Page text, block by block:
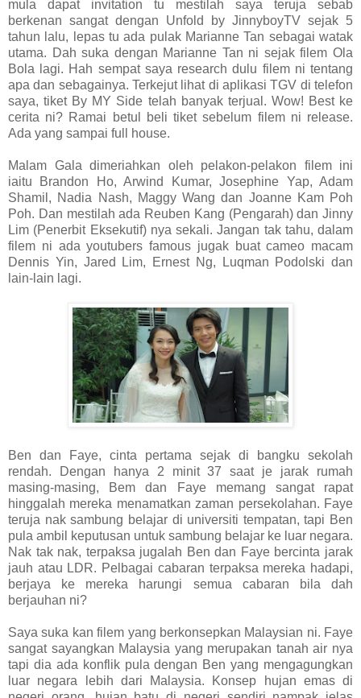
mula dapat invitation tu mestilah saya teruja sebab
berkenan sangat dengan Unfold by JinnyboyTV sejak 5
tahun lalu, lepas tu ada pulak Marianne Tan sebagai watak
utama. Dah suka dengan Marianne Tan ni sejak filem Ola
Bola lagi. Hah sempat saya research dulu filem ni tentang
apa dan sebagainya. Terkejut lihat di aplikasi TGV di telefon
saya, tiket By MY Side telah banyak terjual. Wow! Best ke
cerita ni? Ramai betul beli tiket sebelum filem ni release.
Ada yang sampai full house.
Malam Gala dimeriahkan oleh pelakon-pelakon filem ini
iaitu Brandon Ho, Arwind Kumar, Josephine Yap, Adam
Shamil, Nadia Nash, Maggy Wang dan Joanne Kam Poh
Poh. Dan mestilah ada Reuben Kang (Pengarah) dan Jinny
Lim (Penerbit Eksekutif) nya sekali. Jangan tak tahu, dalam
filem ni ada youtubers famous jugak buat cameo macam
Dennis Yin, Jared Lim, Ernest Ng, Luqman Podolski dan
lain-lain lagi.
Ben dan Faye, cinta pertama sejak di bangku sekolah
rendah. Dengan hanya 2 minit 37 saat je jarak rumah
masing-masing, Bem dan Faye memang sangat rapat
hinggalah mereka menamatkan zaman persekolahan. Faye
teruja nak sambung belajar di universiti tempatan, tapi Ben
pula ambil keputusan untuk sambung belajar ke luar negara.
Nak tak nak, terpaksa jugalah Ben dan Faye bercinta jarak
jauh atau LDR. Pelbagai cabaran terpaksa mereka hadapi,
berjaya ke mereka harungi semua cabaran bila dah
berjauhan ni?
Saya suka kan filem yang berkonsepkan Malaysian ni. Faye
sangat sayangkan Malaysia yang merupakan tanah air nya
tapi dia ada konflik pula dengan Ben yang mengagungkan
luar negara lebih dari Malaysia. Konsep hujan emas di